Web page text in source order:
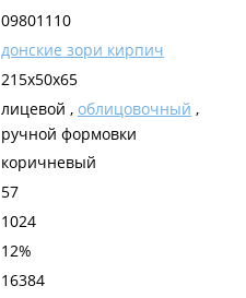
09801110
донские зори кирпич
215x50x65
лицевой , облицовочный ,
ручной формовки
коричневый
57
1024
12%
16384